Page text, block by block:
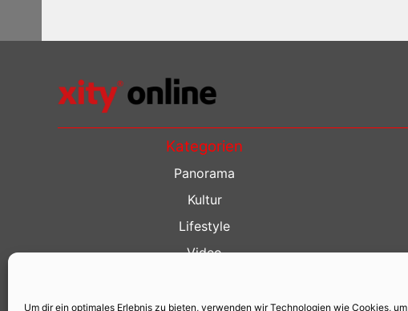
Um dir ein optimales Erlebnis zu bieten, verwenden wir Technologien wie Cookies, um
Kategorien
Panorama
Kultur
Lifestyle
Video
Kino Guide